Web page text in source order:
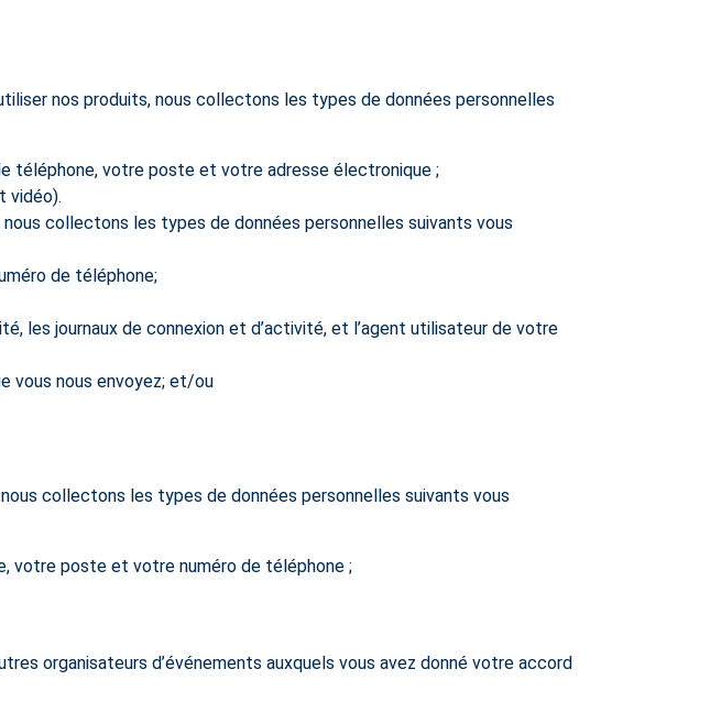
nos produits, nous collectons les types de données personnelles
téléphone, votre poste et votre adresse électronique ;
vidéo).
collectons les types de données personnelles suivants vous
de téléphone;
les journaux de connexion et d’activité, et l’agent utilisateur de votre
vous nous envoyez; et/ou
collectons les types de données personnelles suivants vous
votre poste et votre numéro de téléphone ;
organisateurs d’événements auxquels vous avez donné votre accord